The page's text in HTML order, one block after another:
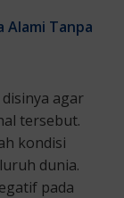
Alami Tanpa
agar
tersebut.
kondisi
dunia.
pada